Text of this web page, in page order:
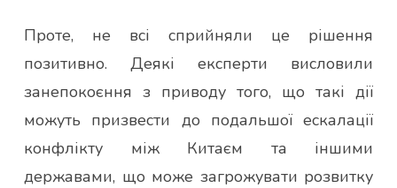
Проте, не всі сприйняли це рішення
позитивно. Деякі експерти висловили
занепокоєння з приводу того, що такі дії
можуть призвести до подальшої ескалації
конфлікту між Китаєм та іншими
державами, що може загрожувати розвитку